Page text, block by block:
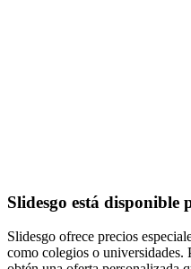
Slidesgo está disponible
Slidesgo ofrece precios
como colegios o universidades.